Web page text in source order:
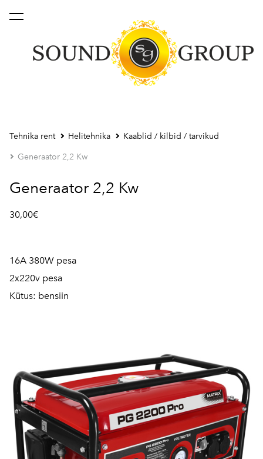
lisati ostukorvi. Vaata ostukorvi
Tehnika rent Helitehnika Kaablid / kilbid / tarvikud
Generaator 2,2 Kw
Generaator 2,2 Kw
30,00€
16A 380W pesa
2x220v pesa
Kütus: bensiin